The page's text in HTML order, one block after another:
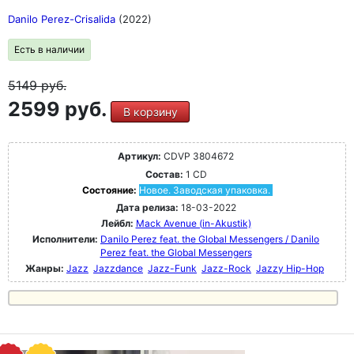
Danilo Perez-Crisalida (2022)
Есть в наличии
5149руб.
2599 руб. В корзину
Артикул: CDVP 3804672
Состав: 1 CD
Состояние: Новое. Заводская упаковка.
Дата релиза: 18-03-2022
Лейбл: Mack Avenue (in-Akustik)
Исполнители: Danilo Perez feat. the Global Messengers / Danilo
Perez feat. the Global Messengers
Жанры: Jazz Jazzdance Jazz-Funk Jazz-Rock Jazzy Hip-Hop